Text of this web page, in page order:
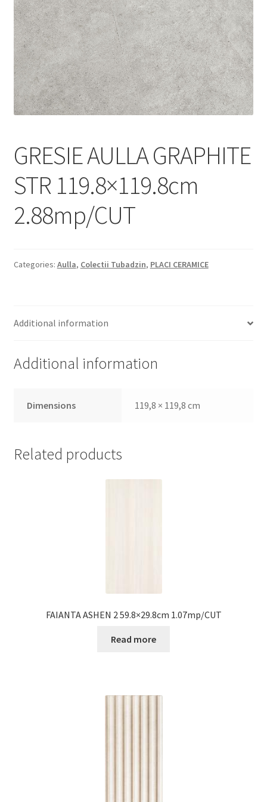
Informatii
Plata si Livrare
Politică de confidențialitate
Politica de cookie
Magazin
Plată
GRESIE AULLA GRAPHITE
STR 119.8×119.8cm
2.88mp/CUT
Categories: Aulla, Colectii Tubadzin, PLACI CERAMICE
Additional information
Additional information
Dimensions 119,8 × 119,8 cm
Related products
FAIANTA ASHEN 2 59.8×29.8cm 1.07mp/CUT
Read more